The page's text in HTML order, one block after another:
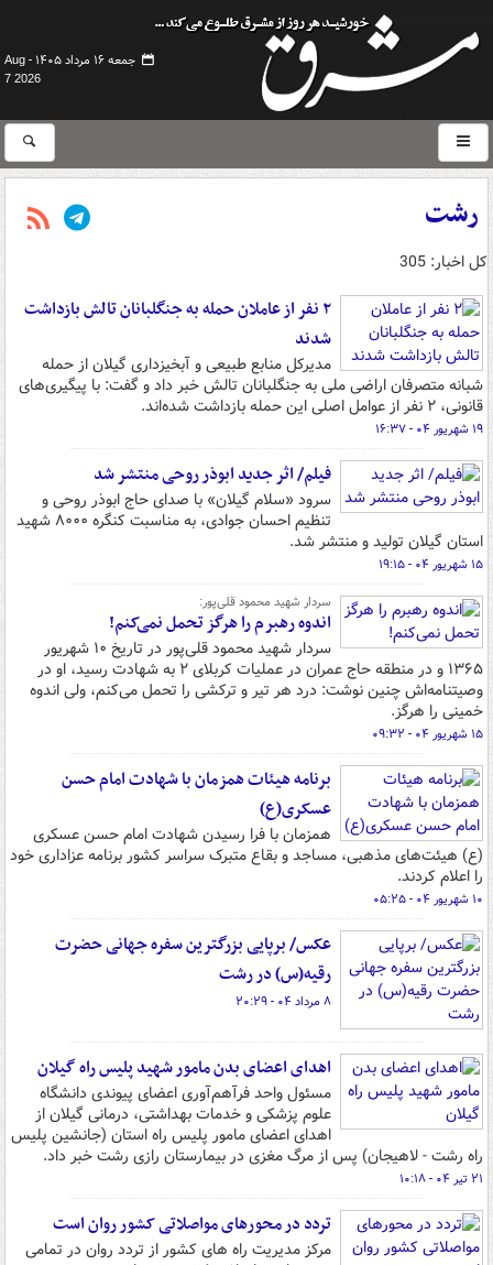
جمعه ۱۶ مرداد ۱۴۰۵ -
Aug
7 2026
رشت
کل اخبار: 305
۲ نفر از عاملان حمله به جنگلبانان تالش بازداشت
شدند
مدیرکل منابع طبیعی و آبخیزداری گیلان از حمله
شبانه متصرفان اراضی ملی به جنگلبانان تالش خبر داد و گفت: با پیگیری‌های
قانونی، ۲ نفر از عوامل اصلی این حمله بازداشت شده‌اند.
۱۹ شهریور ۰۴ - ۱۶:۳۷
فیلم/ اثر جدید ابوذر روحی منتشر شد
سرود «سلام گیلان» با صدای حاج ابوذر روحی و
تنظیم احسان جوادی، به مناسبت کنگره ۸۰۰۰ شهید
استان گیلان تولید و منتشر شد.
۱۵ شهریور ۰۴ - ۱۹:۱۵
سردار شهید محمود قلی‌پور:
اندوه رهبرم را هرگز تحمل نمی‌کنم!
سردار شهید محمود قلی‌پور در تاریخ ۱۰ شهریور
۱۳۶۵ و در منطقه حاج عمران در عملیات کربلای ۲ به شهادت رسید، او در
وصیتنامه‌اش چنین نوشت: درد هر تیر و ترکشی را تحمل می‌کنم، ولی اندوه
خمینی را هرگز.
۱۵ شهریور ۰۴ - ۰۹:۳۲
برنامه هیئات همزمان با شهادت امام حسن
عسکری(ع)
همزمان با فرا رسیدن شهادت امام حسن عسکری
(ع) هیئت‌های مذهبی، مساجد و بقاع متبرک سراسر کشور برنامه عزاداری خود
را اعلام کردند.
۱۰ شهریور ۰۴ - ۰۵:۲۵
عکس/ برپایی بزرگترین سفره جهانی حضرت
رقیه(س) در رشت
۸ مرداد ۰۴ - ۲۰:۲۹
اهدای اعضای بدن مامور شهید پلیس راه گیلان
مسئول واحد فرآهم‌آوری اعضای پیوندی دانشگاه
علوم پزشکی و خدمات بهداشتی، درمانی گیلان از
اهدای اعضای مامور پلیس راه استان (جانشین پلیس
راه رشت - لاهیجان) پس از مرگ مغزی در بیمارستان رازی رشت خبر داد.
۲۱ تیر ۰۴ - ۱۰:۱۸
تردد در محورهای مواصلاتی کشور روان است
مرکز مدیریت راه های کشور از تردد روان در تمامی